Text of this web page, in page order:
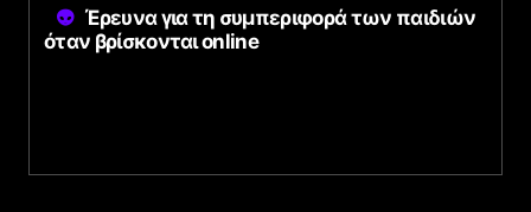
Έρευνα για τη συμπεριφορά των παιδιών
όταν βρίσκονται online